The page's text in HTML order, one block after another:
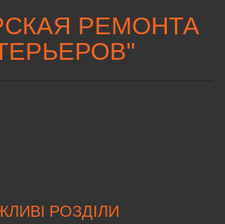
РЕМОНТА
"
РОЗДІЛИ